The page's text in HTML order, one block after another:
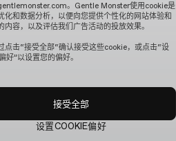
。Gentle Monster使用cookie是
化和数据分析，以便向您提供个性化的网站体验和
内容，以及评估我们广告活动的投放效果。
点击“接受全部“确认接受这些cookie，或点击“设
好”以设置您的偏好。
设置COOKIE偏好
接受全部